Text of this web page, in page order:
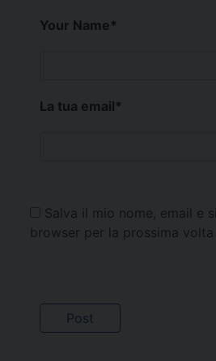
Your Name*
La tua email*
Salva il mio nome, email e
browser per la prossima volta